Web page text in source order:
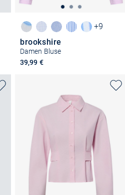
+9
brookshire
Damen Bluse
39,99 €